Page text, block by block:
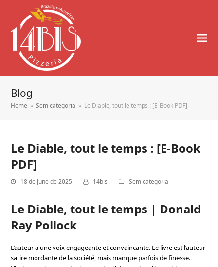
Blog
Home » Sem categoria » Le Diable, tout le temps : [E-Book PDF]
Le Diable, tout le temps : [E-Book
PDF]
18 de June de 2025 14bis Sem categoria
Le Diable, tout le temps | Donald
Ray Pollock
L’auteur a une voix engageante et convaincante. Le livre est l’auteur
satire mordante de la société, mais manque parfois de finesse.